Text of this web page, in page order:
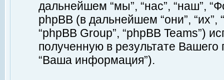
дальнейшем “мы”, “нас”, “наш”,
phpBB (в дальнейшем “они”, “их”,
“phpBB Group”, “phpBB Teams”)
полученную в результате
“Ваша информация”).